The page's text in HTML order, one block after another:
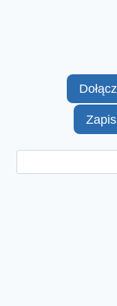
Szukaj